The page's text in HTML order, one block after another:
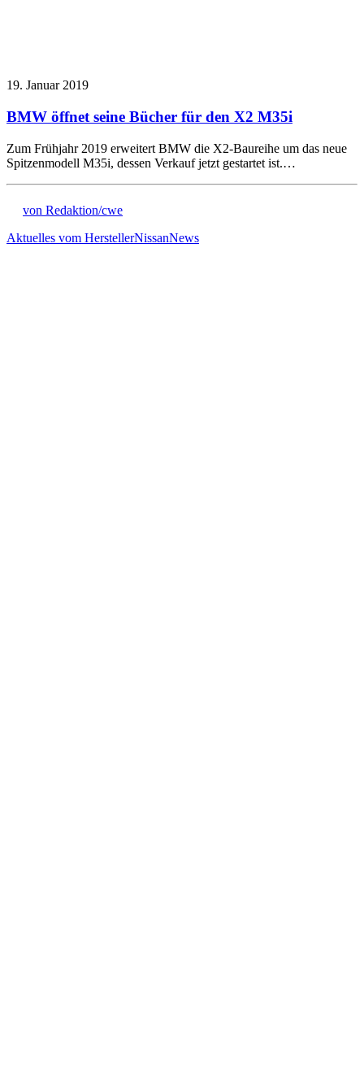
19. Januar 2019
BMW öffnet seine Bücher für den X2 M35i
Zum Frühjahr 2019 erweitert BMW die X2-Baureihe um das neue
Spitzenmodell M35i, dessen Verkauf jetzt gestartet ist.…
von Redaktion/cwe
Aktuelles vom HerstellerNissanNews